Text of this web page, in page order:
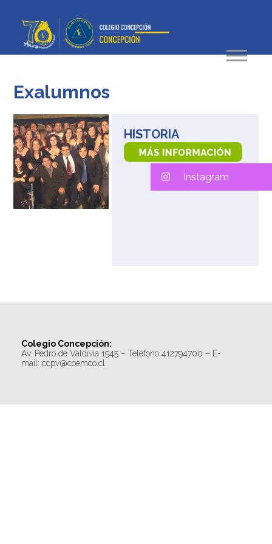
Exalumnos
HISTORIA
Colegio Concepción:
Av. Pedro de Valdivia 1945 – Teléfono 412794700 – E-
mail: ccpv@coemco.cl
Instagram